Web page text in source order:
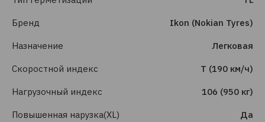
Бренд Ikon (Nokian Tyres)
Назначение Легковая
Скоростной индекс T (190 км/ч)
Нагрузочный индекс 106 (950 кг)
Повышенная нарузка(XL) Да